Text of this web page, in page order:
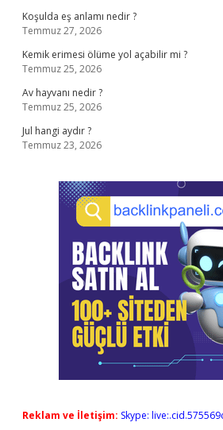
Koşulda eş anlamı nedir ?
Temmuz 27, 2026
Kemik erimesi ölüme yol açabilir mi ?
Temmuz 25, 2026
Av hayvanı nedir ?
Temmuz 25, 2026
Jul hangi aydır ?
Temmuz 23, 2026
Reklam ve İletişim: Skype: